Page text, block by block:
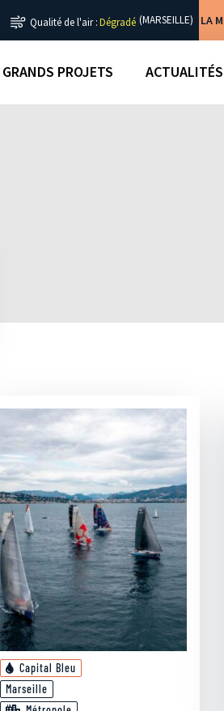
Qualité de l'air :Dégradé (MARSEILLE) LA
GRANDS PROJETS ACTUALITÉS
Capital Bleu
Marseille